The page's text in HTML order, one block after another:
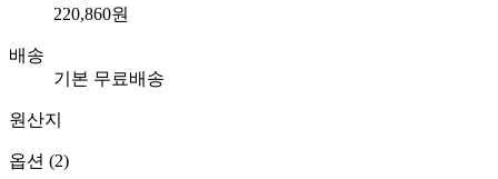
220,860원
배송
기본 무료배송
원산지
옵션 (2)